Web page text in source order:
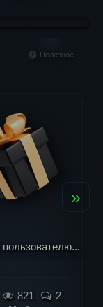
Полезное
на сайте 2...
219 2
»